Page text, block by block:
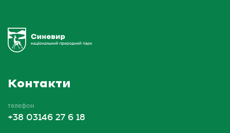
Контакти
телефон
+38 03146 27 6 18